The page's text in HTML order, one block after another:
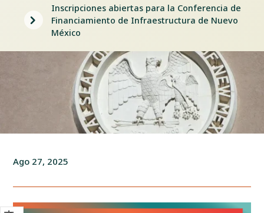
5
Inscripciones abiertas para la Conferencia de
Financiamiento de Infraestructura de Nuevo
México
Ago 27, 2025